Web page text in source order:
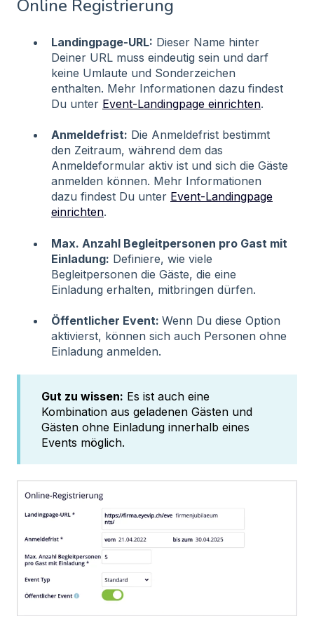
Online Registrierung
Landingpage-URL: Dieser Name hinter
Deiner URL muss eindeutig sein und darf
keine Umlaute und Sonderzeichen
enthalten. Mehr Informationen dazu findest
Du unter Event-Landingpage einrichten.
Anmeldefrist: Die Anmeldefrist bestimmt
den Zeitraum, während dem das
Anmeldeformular aktiv ist und sich die Gäste
anmelden können. Mehr Informationen
dazu findest Du unter Event-Landingpage
einrichten.
Max. Anzahl Begleitpersonen pro Gast mit
Einladung: Definiere, wie viele
Begleitpersonen die Gäste, die eine
Einladung erhalten, mitbringen dürfen.
Öffentlicher Event: Wenn Du diese Option
aktivierst, können sich auch Personen ohne
Einladung anmelden.
Gut zu wissen: Es ist auch eine
Kombination aus geladenen Gästen und
Gästen ohne Einladung innerhalb eines
Events möglich.